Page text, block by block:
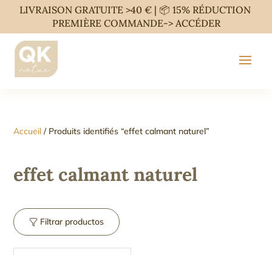
LIVRAISON GRATUITE >40 € | 📦 15% RÉDUCTION
PREMIÈRE COMMANDE-> ACCÉDER
Accueil / Produits identifiés “effet calmant naturel”
effet calmant naturel
Filtrar productos